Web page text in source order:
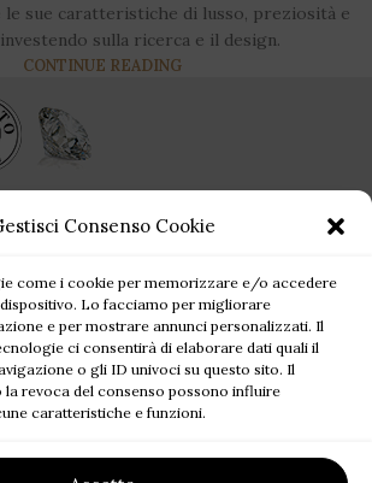
Consenso Cookie
come i cookie per memorizzare e/o accedere
Lo facciamo per migliorare
e per mostrare annunci personalizzati. Il
ci consentirà di elaborare dati quali il
o gli ID univoci su questo sito. Il
revoca del consenso possono influire
caratteristiche e funzioni.
sue caratteristiche di lusso, preziosità e
sulla ricerca e il design.
CONTINUE READING
da Pezzuto Jewels è per sempre!